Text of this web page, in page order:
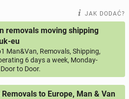
JAK DODAĆ?
removals moving shipping
eu
Man&Van, Removals, Shipping,
6 days a week, Monday-
to Door.
to Europe, Man & Van